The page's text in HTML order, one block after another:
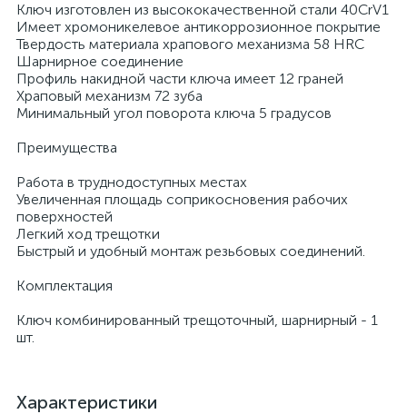
Ключ изготовлен из высококачественной стали 40CrV1
Имеет хромоникелевое антикоррозионное покрытие
Твердость материала храпового механизма 58 HRС
Шарнирное соединение
Профиль накидной части ключа имеет 12 граней
Храповый механизм 72 зуба
Минимальный угол поворота ключа 5 градусов
Преимущества
Работа в труднодоступных местах
Увеличенная площадь соприкосновения рабочих
поверхностей
Легкий ход трещотки
Быстрый и удобный монтаж резьбовых соединений.
Комплектация
Ключ комбинированный трещоточный, шарнирный - 1
шт.
Характеристики